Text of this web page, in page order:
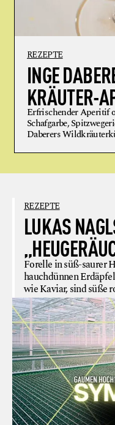
REZEPTE
INGE
KRÄUTER-
Erfrischender Aperitif
Schafgarbe,
Daberers
REZEPTE
LUKAS
Forelle in süß-saurer
hauchdünnen
wie Kaviar, sind süße